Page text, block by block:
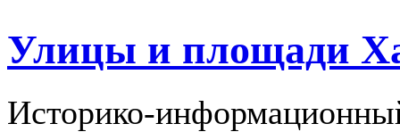
Улицы и площади
Историко-